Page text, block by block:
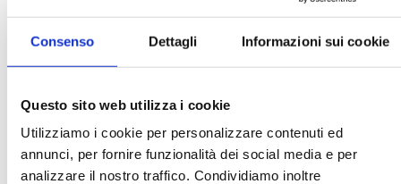
Consenso Dettagli Informazioni sui cookie
Questo sito web utilizza i cookie
Utilizziamo i cookie per personalizzare contenuti ed
annunci, per fornire funzionalità dei social media e per
analizzare il nostro traffico. Condividiamo inoltre
DATA DI NASCITA *